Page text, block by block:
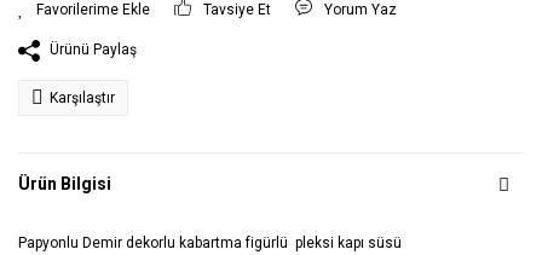
Tavsiye Et Yorum Yaz
Ürünü Paylaş
Karşılaştır
Ürün Bilgisi
Papyonlu Demir dekorlu kabartma figürlü pleksi kapı süsü